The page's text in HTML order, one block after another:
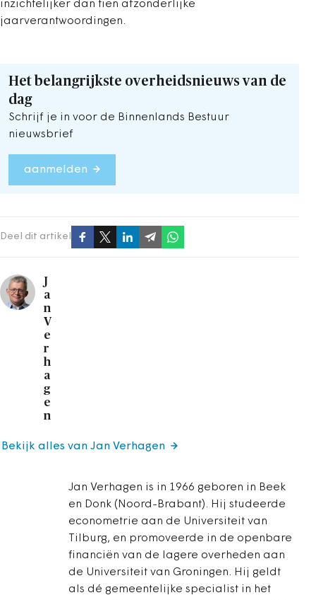
inzichtelijker dan tien afzonderlijke
jaarverantwoordingen.
Het belangrijkste overheidsnieuws van de
dag
Schrijf je in voor de Binnenlands Bestuur
nieuwsbrief
aanmelden
Deel dit artikel
J
a
n
V
e
r
h
a
g
e
n
Jan Verhagen is in 1966 geboren in Beek
en Donk (Noord-Brabant). Hij studeerde
econometrie aan de Universiteit van
Tilburg, en promoveerde in de openbare
financiën van de lagere overheden aan
de Universiteit van Groningen. Hij geldt
als dé gemeentelijke specialist in het
Bekijk alles van Jan Verhagen